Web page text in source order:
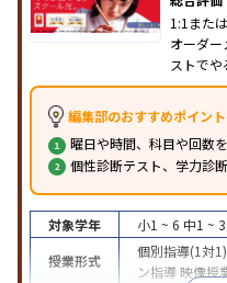
1:1また
オーダ
ストでや
編集部のおすすめポイント
曜日や時間、科目や回数
個性診断テスト、学力診
対象学年 小1 ~ 6 中1 ~ 3
授業形式
個別指導(1対1)
ン指導 映像授